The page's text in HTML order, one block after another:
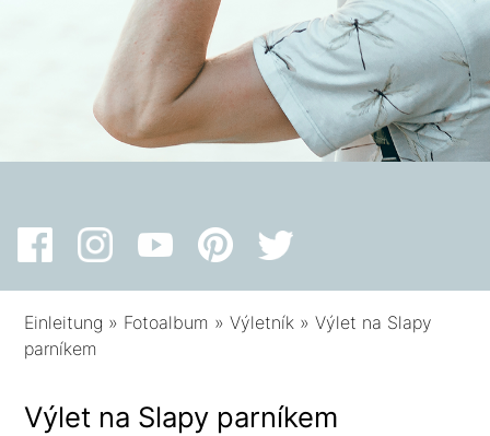
Einleitung » Fotoalbum »Výletník »Výlet na Slapy
parníkem
Výlet na Slapy parníkem